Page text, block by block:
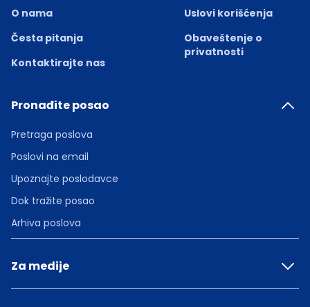
O nama
Česta pitanja
Kontaktirajte nas
Uslovi korišćenja
Obaveštenje o
privatnosti
Pronađite posao
Pretraga poslova
Poslovi na email
Upoznajte poslodavce
Dok tražite posao
Arhiva poslova
Za medije